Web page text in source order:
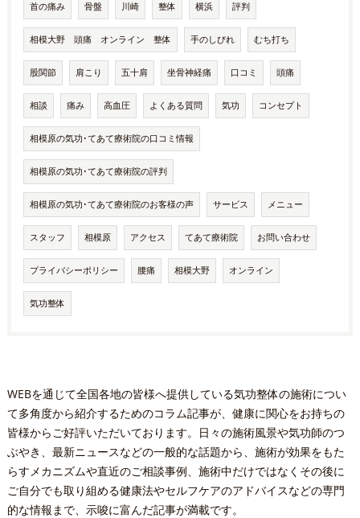
首の痛み 骨盤 川崎 整体 横浜 評判
相模大野 頭痛 オンライン 整体 手のしびれ むち打ち
股関節 肩こり 五十肩 坐骨神経痛 口コミ 頭痛
相談 痛み 高血圧 よくある質問 気功 コンセプト
相模原の気功･てあて療術院の口コミ情報
相模原の気功･てあて療術院の評判
相模原の気功･てあて療術院のお客様の声 サービス メニュー
スタッフ 相模原 アクセス てあて療術院 お問い合わせ
プライバシーポリシー 腰痛 相模大野 オンライン
気功整体
WEBを通じて全国各地の皆様へ提供している気功整体の施術につい
て多角度から紹介するためのコラム記事が、健康に関心をお持ちの
皆様からご好評いただいております。日々の施術風景や気功師のつ
ぶやき、最新ニュースなどの一般的な話題から、施術が効果をもた
らすメカニズムや直近のご相談事例、施術中だけではなくその後に
ご自分でも取り組める健康法やセルフケアのアドバイスなどの専門
的な情報まで、示唆に富んだ記事が満載です。